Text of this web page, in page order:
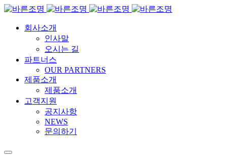
회사소개
인사말
오시는 길
파트너스
OUR PARTNERS
제품소개
제품소개
고객지원
공지사항
NEWS
문의하기